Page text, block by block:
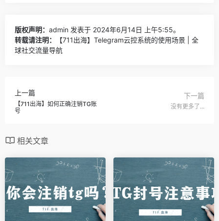
版权声明： admin 发表于 2024年6月14日 上午5:55。
转载请注明：
【711出海】Telegram云控系统的使用场景 | 全
球社交流量导航
上一篇
【711出海】如何正确注销TG账
号
下一篇
没有更多了...
相关文章